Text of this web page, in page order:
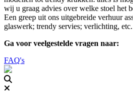
wij u graag advies over welke stoel het
Een greep uit ons uitgebreide verhuur
glaswerk; trendy servies; verlichting, etc.
Ga voor veelgestelde vragen naar:
FAQ's